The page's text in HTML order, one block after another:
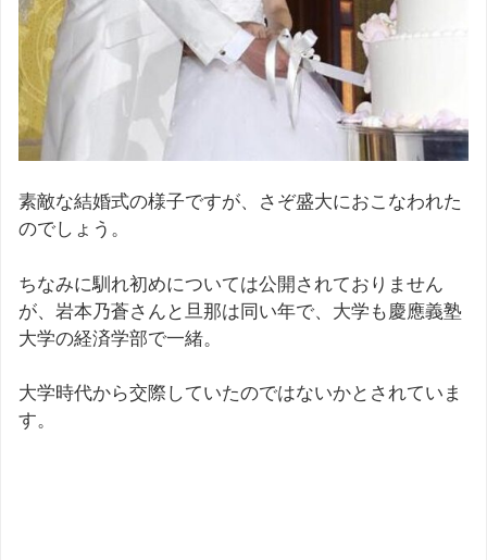
素敵な結婚式の様子ですが、さぞ盛大におこなわれた
のでしょう。
ちなみに馴れ初めについては公開されておりません
が、岩本乃蒼さんと旦那は同い年で、大学も慶應義塾
大学の経済学部で一緒。
大学時代から交際していたのではないかとされていま
す。